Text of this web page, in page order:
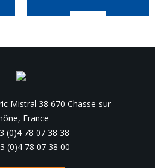
Mistral 38 670 Chasse-sur-
France
(0)4 78 07 38 38
(0)4 78 07 38 00